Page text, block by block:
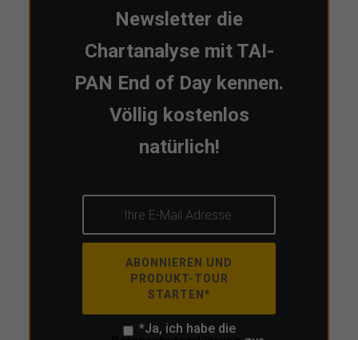
Newsletter die
Chartanalyse mit TAI-
PAN End of Day kennen.
Völlig kostenlos
natürlich!
ABONNIEREN UND
PRODUKT-TOUR
STARTEN*
*Ja, ich habe die